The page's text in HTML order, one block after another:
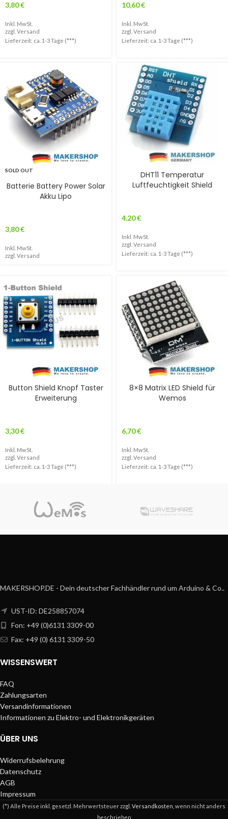
3,80€
Inkl. MwSt.
zzgl. Versand
Lieferzeit: ca. 1-3 Tage (***)
10,60€
Inkl. MwSt.
zzgl. Versand
Lieferzeit: ca. 1-3 Tage (***)
SOLD OUT
Batterie Battery Power Solar
Akku Lipo
3,80€
Inkl. MwSt.
zzgl. Versand
DHT11 Temperatur
Luftfeuchtigkeit Shield
4,20€
Inkl. MwSt.
zzgl. Versand
Lieferzeit: ca. 1-3 Tage (***)
Button Shield Knopf Taster
Erweiterung
3,30€
Inkl. MwSt.
zzgl. Versand
Lieferzeit: ca. 1-3 Tage (***)
8×8 Matrix LED Shield für
Wemos
6,70€
Inkl. MwSt.
zzgl. Versand
Lieferzeit: ca. 1-3 Tage (***)
MAKERSHOP.DE - Dein deutscher Fachhändler rund um Arduino & Co..
UST-ID: DE258857074
Fon: +49 (0)6131 3309-00
Fax: +49 (0) 6131 3309-50
WISSENSWERT
FAQ
Zahlungsarten
Versandinformationen
Informationen zu Elektro- und Elektronikgeräten
ÜBER UNS
Widerrufsbelehrung
Datenschutz
AGB
Impressum
(*) Alle Preise inkl. gesetzl. Mehrwertsteuer zzgl. Versandkosten , wenn nicht anders
beschrieben